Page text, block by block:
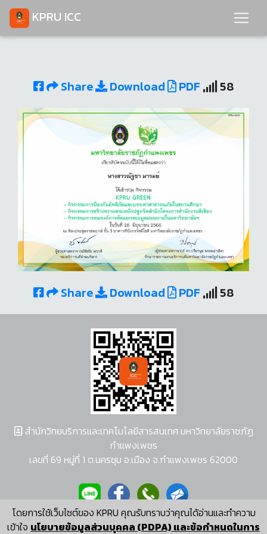
KPRU ICC
Share Download PDF 58
Share Download PDF 58
โดยการใช้เว็บไซต์ของ KPRU คุณรับทราบว่าคุณได้อ่านและทำความ
เข้าใจ นโยบายข้อมูลส่วนบุคคล (PDPA) และข้อกำหนดในการ
สำนักวิทยบริการและเทคโนโลยีสารสนเทศ มหาวิทยาลัยราชภัฏ
กำแพงเพชร
เลขที่ 69 หมู่ที่ 1 ต.นครชุม อ.เมือง จ.กำแพงเพชร 62000
ผู้พัฒนาระบบ อนุชา พวงผกา